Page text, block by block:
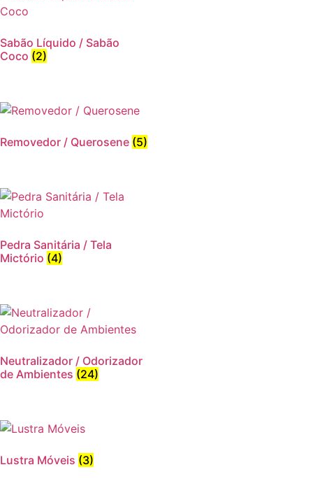
Sabão Líquido / Sabão
Coco (2)
Removedor / Querosene (5)
Pedra Sanitária / Tela
Mictório (4)
Neutralizador / Odorizador
de Ambientes (24)
Lustra Móveis (3)